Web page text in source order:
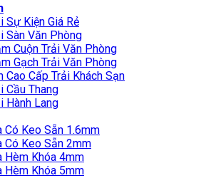
Sự Kiện Giá Rẻ
Sàn Văn Phòng
Cuộn Trải Văn Phòng
Gạch Trải Văn Phòng
Cao Cấp Trải Khách Sạn
Cầu Thang
Hành Lang
Có Keo Sẵn 1.6mm
Có Keo Sẵn 2mm
Hèm Khóa 4mm
Hèm Khóa 5mm